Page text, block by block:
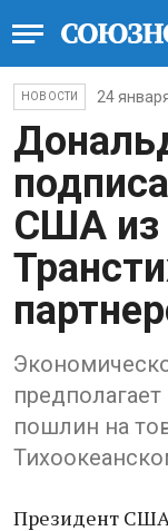
НОВОСТИ 24
США из
пошлин на
Президент